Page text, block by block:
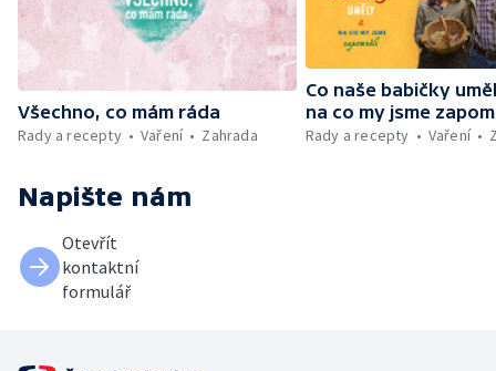
Všechno, co mám ráda
Rady a recepty
Vaření Zahrada
Co naše babičky
na co my jsme
Rady a recepty
Vaření
Napište nám
Otevřít
kontaktní
formulář